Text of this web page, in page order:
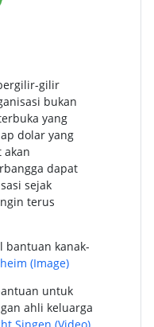
gilir
bukan
yang
dolar yang
akan
dapat
sejak
terus
bantuan kanak-
(Image)
untuk
ahli keluarga